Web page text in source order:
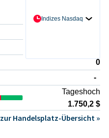
Indizes Nasdaq- / -
0
-
Tageshoch
1.750,2 $
zur Handelsplatz-Übersicht »